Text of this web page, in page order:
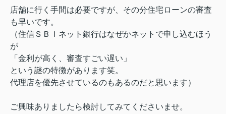
店舗に行く手間は必要ですが、その分住宅ローンの審査
も早いです。
（住信ＳＢＩネット銀行はなぜかネットで申し込むほう
が
「金利が高く、審査すごい遅い」
という謎の特徴があります笑。
代理店を優先させているのもあるのだと思います）
ご興味ありましたら検討してみてくださいませ。